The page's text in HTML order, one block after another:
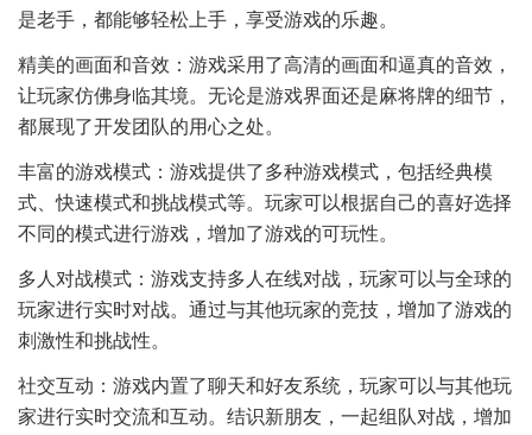
是老手，都能够轻松上手，享受游戏的乐趣。
精美的画面和音效：游戏采用了高清的画面和逼真的音效，
让玩家仿佛身临其境。无论是游戏界面还是麻将牌的细节，
都展现了开发团队的用心之处。
丰富的游戏模式：游戏提供了多种游戏模式，包括经典模
式、快速模式和挑战模式等。玩家可以根据自己的喜好选择
不同的模式进行游戏，增加了游戏的可玩性。
多人对战模式：游戏支持多人在线对战，玩家可以与全球的
玩家进行实时对战。通过与其他玩家的竞技，增加了游戏的
刺激性和挑战性。
社交互动：游戏内置了聊天和好友系统，玩家可以与其他玩
家进行实时交流和互动。结识新朋友，一起组队对战，增加